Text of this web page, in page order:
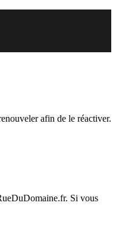
afin de le réactiver.
Si vous